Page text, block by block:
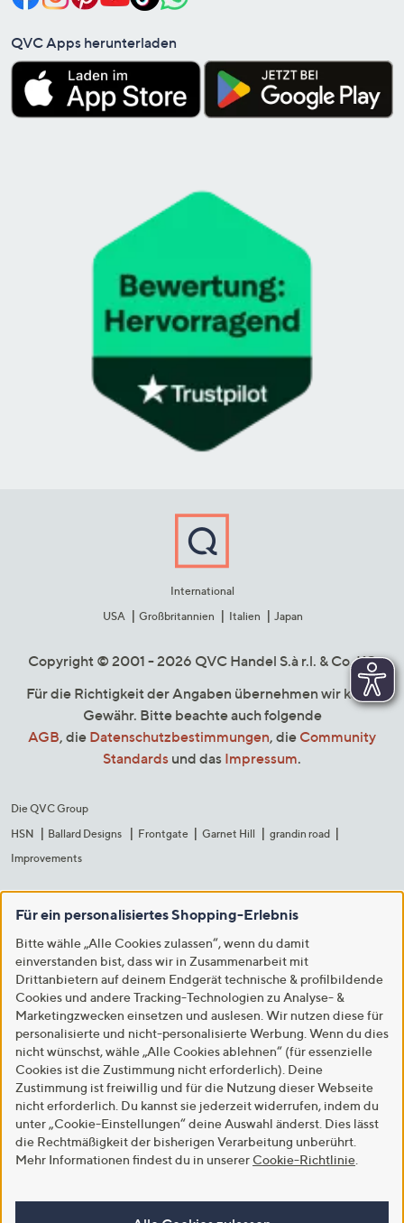
QVC Apps herunterladen
International
USA
Großbritannien Italien Japan
Copyright © 2001 - 2026 QVC Handel S.à r.l. & Co. KG
Für die Richtigkeit der Angaben übernehmen wir keine
Gewähr. Bitte beachte auch folgende
AGB, die Datenschutzbestimmungen, die Community
Standards und das Impressum.
Die QVC Group
HSN
Ballard Designs Frontgate Garnet Hill
grandin road
Improvements
Für ein personalisiertes Shopping-Erlebnis
Bitte wähle „Alle Cookies zulassen“, wenn du damit
einverstanden bist, dass wir in Zusammenarbeit mit
Drittanbietern auf deinem Endgerät technische & profilbildende
Cookies und andere Tracking-Technologien zu Analyse- &
Marketingzwecken einsetzen und auslesen. Wir nutzen diese für
personalisierte und nicht-personalisierte Werbung. Wenn du dies
nicht wünschst, wähle „Alle Cookies ablehnen“ (für essenzielle
Cookies ist die Zustimmung nicht erforderlich). Deine
Zustimmung ist freiwillig und für die Nutzung dieser Webseite
nicht erforderlich. Du kannst sie jederzeit widerrufen, indem du
unter „Cookie-Einstellungen“ deine Auswahl änderst. Dies lässt
die Rechtmäßigkeit der bisherigen Verarbeitung unberührt.
Mehr Informationen findest du in unserer Cookie-Richtlinie